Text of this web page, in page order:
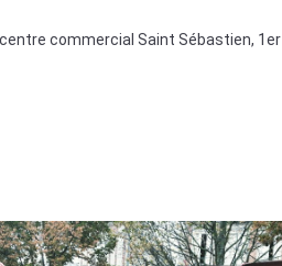
commercial Saint Sébastien, 1er